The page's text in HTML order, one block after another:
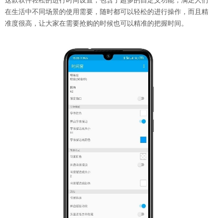
在生活中不同场景的使用需要，随时都可以轻松的进行操作，而且精
准度很高，让大家在需要抢购的时候也可以精准的把握时间。